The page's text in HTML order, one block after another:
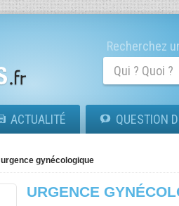
Recherchez
ACTUALITÉ QUESTION
urgence gynécologique
URGENCE